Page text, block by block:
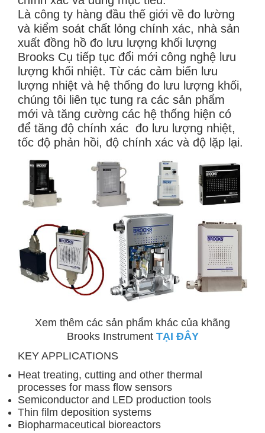
Là công ty hàng đầu thế giới về đo lường
và kiểm soát chất lỏng chính xác, nhà sản
xuất đồng hồ đo lưu lượng khối lượng
Brooks Cụ tiếp tục đổi mới công nghệ lưu
lượng khối nhiệt. Từ các cảm biến lưu
lượng nhiệt và hệ thống đo lưu lượng khối,
chúng tôi liên tục tung ra các sản phẩm
mới và tăng cường các hệ thống hiện có
để tăng độ chính xác đo lưu lượng nhiệt,
tốc độ phản hồi, độ chính xác và độ lặp lại.
Xem thêm các sản phẩm khác của khãng
Brooks Instrument TẠI ĐÂY
KEY APPLICATIONS
Heat treating, cutting and other thermal
processes for mass flow sensors
Semiconductor and LED production tools
Thin film deposition systems
Biopharmaceutical bioreactors